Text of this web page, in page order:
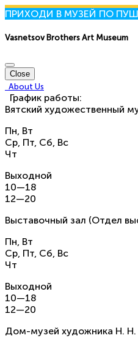
ПРИХОДИ В МУЗЕЙ ПО
Vasnetsov Brothers Art Museum
Close
About Us
График работы:
Вятский художественный
Пн, Вт
Ср, Пт, Сб, Вс
Чт
Выходной
10—18
12—20
Выставочный зал (Отдел
Пн, Вт
Ср, Пт, Сб, Вс
Чт
Выходной
10—18
12—20
Дом-музей художника Н. Н.